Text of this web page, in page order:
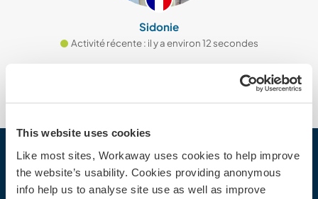
This website uses cookies
Like most sites, Workaway uses cookies to help improve
the website’s usability. Cookies providing anonymous
info help us to analyse site use as well as improve
Sidonie
Activité récente : il y a environ 12 secondes
Trouver un hôte